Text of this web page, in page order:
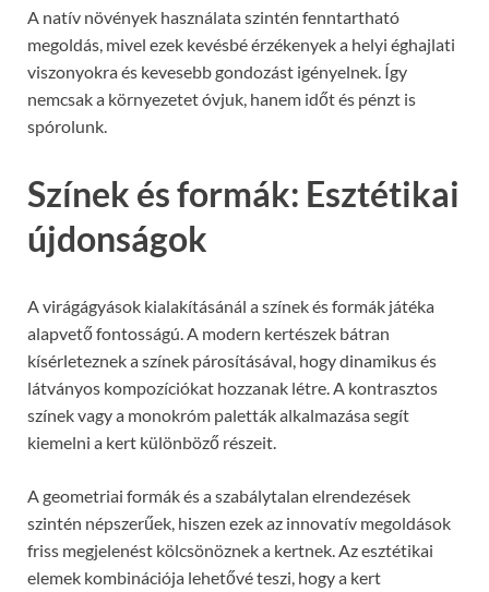
A natív növények használata szintén fenntartható
megoldás, mivel ezek kevésbé érzékenyek a helyi éghajlati
viszonyokra és kevesebb gondozást igényelnek. Így
nemcsak a környezetet óvjuk, hanem időt és pénzt is
spórolunk.
Színek és formák: Esztétikai
újdonságok
A virágágyások kialakításánál a színek és formák játéka
alapvető fontosságú. A modern kertészek bátran
kísérleteznek a színek párosításával, hogy dinamikus és
látványos kompozíciókat hozzanak létre. A kontrasztos
színek vagy a monokróm paletták alkalmazása segít
kiemelni a kert különböző részeit.
A geometriai formák és a szabálytalan elrendezések
szintén népszerűek, hiszen ezek az innovatív megoldások
friss megjelenést kölcsönöznek a kertnek. Az esztétikai
elemek kombinációja lehetővé teszi, hogy a kert